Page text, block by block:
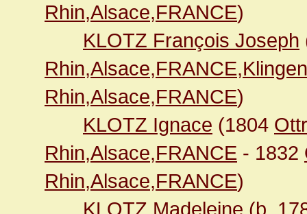
Rhin,Alsace,FRANCE)
KLOTZ François Joseph
Rhin,Alsace,FRANCE)
KLOTZ Ignace (1804
Rhin,Alsace,FRANCE - 1832
Rhin,Alsace,FRANCE)
KLOTZ Madeleine (b.